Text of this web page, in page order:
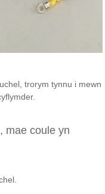
trorym tynnu i mewn
mae coule yn